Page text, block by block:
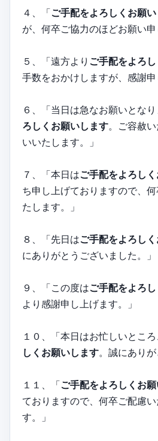
４、「ご手配をよろしくお願
が、何卒ご協力のほどお願い申
５、「遠方より ご手配をよろ
手数をおかけしますが、感謝申
６、「当日は急なお願いとなり
ろしくお願いします。ご容赦
いいたします。」
７、「本日はご手配をよろし
ち申し上げておりますので、
たします。」
８、「先日はご手配をよろし
にありがとうございました。」
９、「この度はご手配をよろ
より感謝申し上げます。」
１０、「本日はお忙しいとこ
しくお願いします。誠にありが
１１、「ご手配をよろしくお
ておりますので、何卒ご配慮
す。」